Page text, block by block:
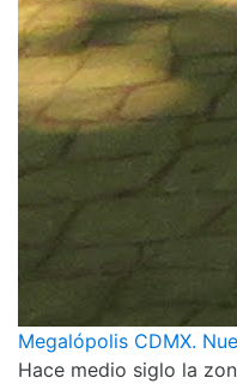
Megalópolis CDMX.
Hace medio siglo la